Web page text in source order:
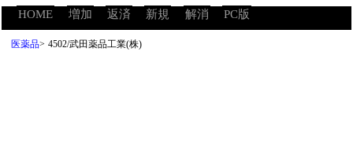
HOME 増加 返済 新規 解消 PC版
医薬品> 4502/武田薬品工業(株)